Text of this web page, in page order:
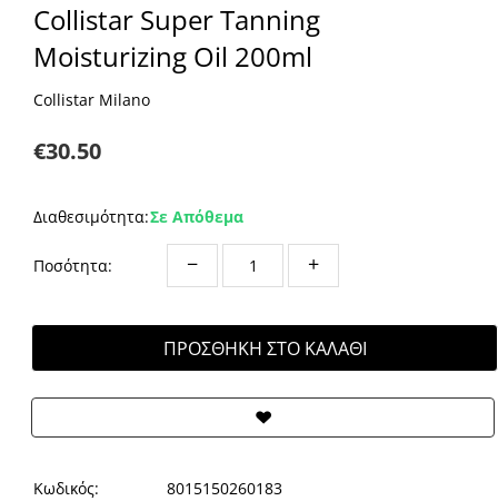
Collistar Super Tanning
Moisturizing Oil 200ml
Collistar Milano
€30.50
Διαθεσιμότητα:Σε Απόθεμα
Ποσότητα: − +
ΠΡΟΣΘΉΚΗ ΣΤΟ ΚΑΛΆΘΙ
Κωδικός: 8015150260183